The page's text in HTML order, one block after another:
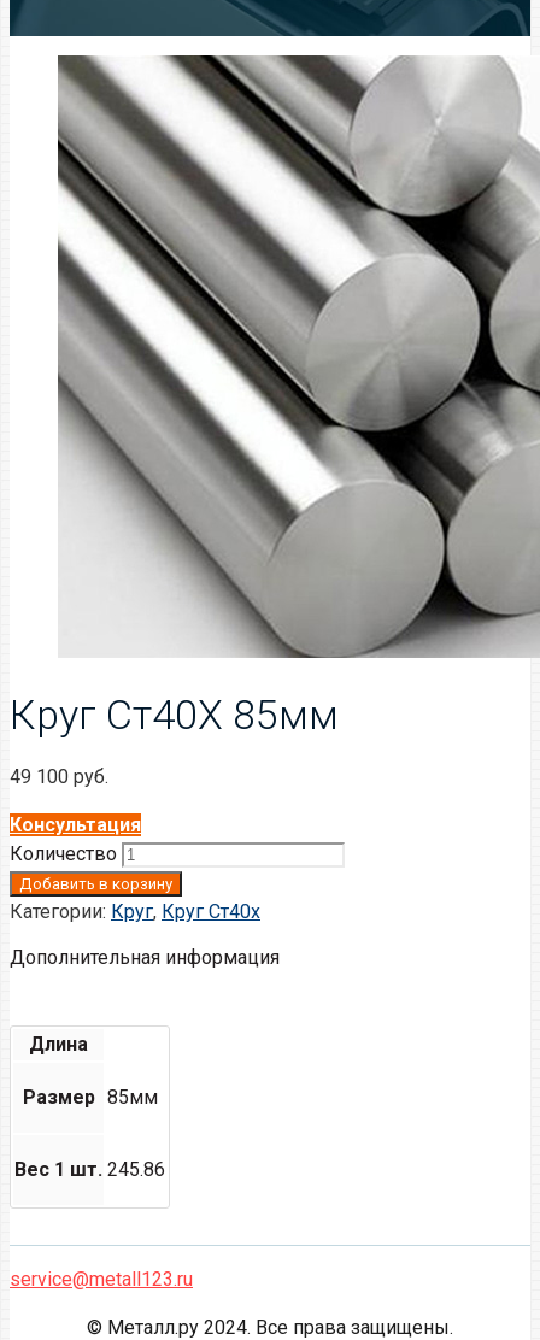
Круг Ст40Х 85мм
49 100 руб.
Консультация
Количество
Добавить в корзину
Категории: Круг, Круг Ст40х
Дополнительная информация
Длина
Размер 85мм
Вес 1 шт. 245.86
service@metall123.ru
© Металл.ру 2024. Все права защищены.